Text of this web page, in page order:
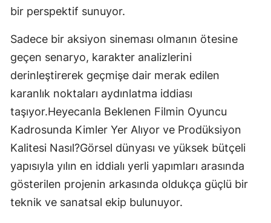
bir perspektif sunuyor.
Sadece bir aksiyon sineması olmanın ötesine
geçen senaryo, karakter analizlerini
derinleştirerek geçmişe dair merak edilen
karanlık noktaları aydınlatma iddiası
taşıyor.Heyecanla Beklenen Filmin Oyuncu
Kadrosunda Kimler Yer Alıyor ve Prodüksiyon
Kalitesi Nasıl?Görsel dünyası ve yüksek bütçeli
yapısıyla yılın en iddialı yerli yapımları arasında
gösterilen projenin arkasında oldukça güçlü bir
teknik ve sanatsal ekip bulunuyor.